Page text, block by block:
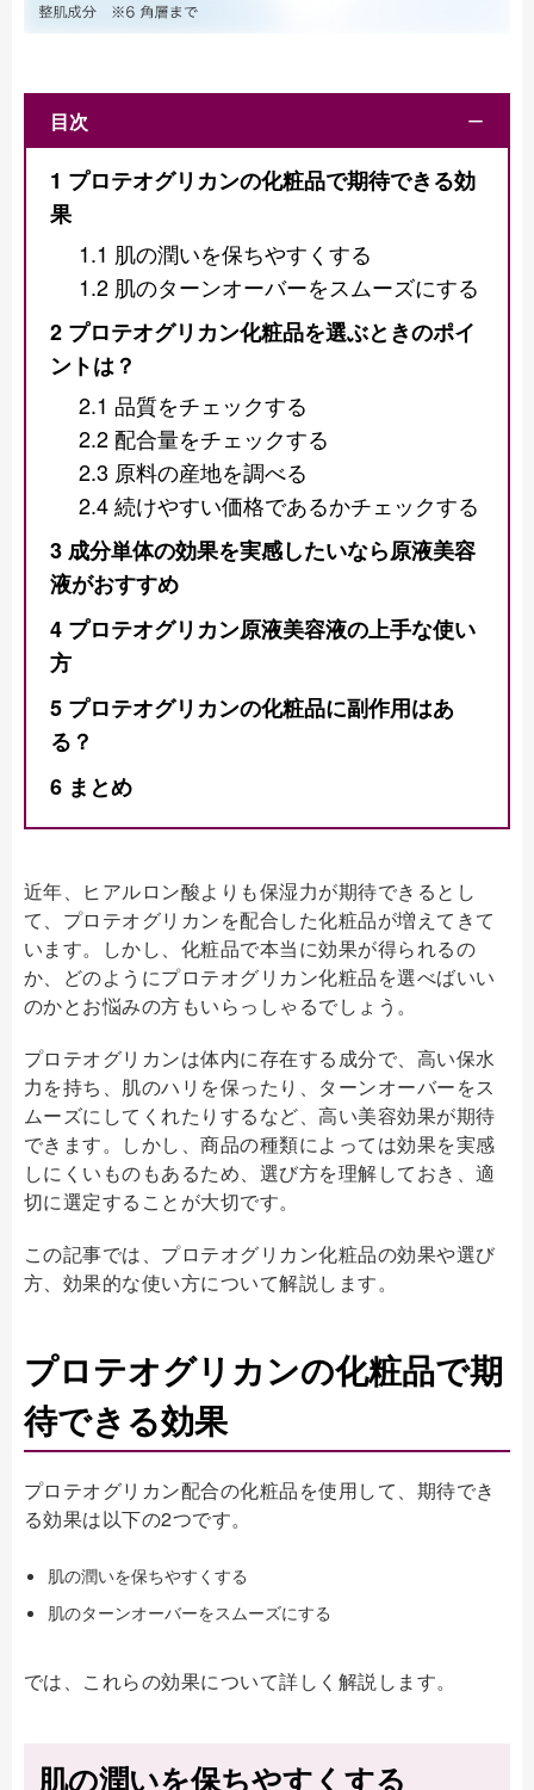
目次 ー
1 プロテオグリカンの化粧品で期待できる効
果
1.1 肌の潤いを保ちやすくする
1.2 肌のターンオーバーをスムーズにする
2 プロテオグリカン化粧品を選ぶときのポイ
ントは？
2.1 品質をチェックする
2.2配合量をチェックする
2.3 原料の産地を調べる
2.4続けやすい価格であるかチェックする
3 成分単体の効果を実感したいなら原液美容
液がおすすめ
4 プロテオグリカン原液美容液の上手な使い
方
5 プロテオグリカンの化粧品に副作用はあ
る？
6 まとめ
近年、ヒアルロン酸よりも保湿力が期待できるとし
て、プロテオグリカンを配合した化粧品が増えてきて
います。しかし、化粧品で本当に効果が得られるの
か、どのようにプロテオグリカン化粧品を選べばいい
のかとお悩みの方もいらっしゃるでしょう。
プロテオグリカンは体内に存在する成分で、高い保水
力を持ち、肌のハリを保ったり、ターンオーバーをス
ムーズにしてくれたりするなど、高い美容効果が期待
できます。しかし、商品の種類によっては効果を実感
しにくいものもあるため、選び方を理解しておき、適
切に選定することが大切です。
この記事では、プロテオグリカン化粧品の効果や選び
方、効果的な使い方について解説します。
プロテオグリカンの化粧品で期
待できる効果
プロテオグリカン配合の化粧品を使用して、期待でき
る効果は以下の2つです。
肌の潤いを保ちやすくする
肌のターンオーバーをスムーズにする
では、これらの効果について詳しく解説します。
肌の潤いを保ちやすくする